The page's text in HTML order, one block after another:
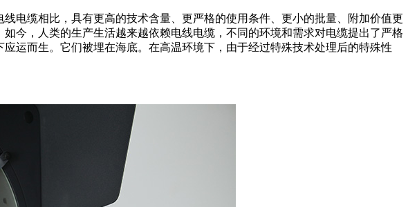
电缆相比，具有更高的技术含量、更严格的使用条件、更小的批量、附加价值更
今，人类的生产生活越来越依赖电线电缆，不同的环境和需求对电缆提出了严格
运而生。它们被埋在海底。在高温环境下，由于经过特殊技术处理后的特殊性